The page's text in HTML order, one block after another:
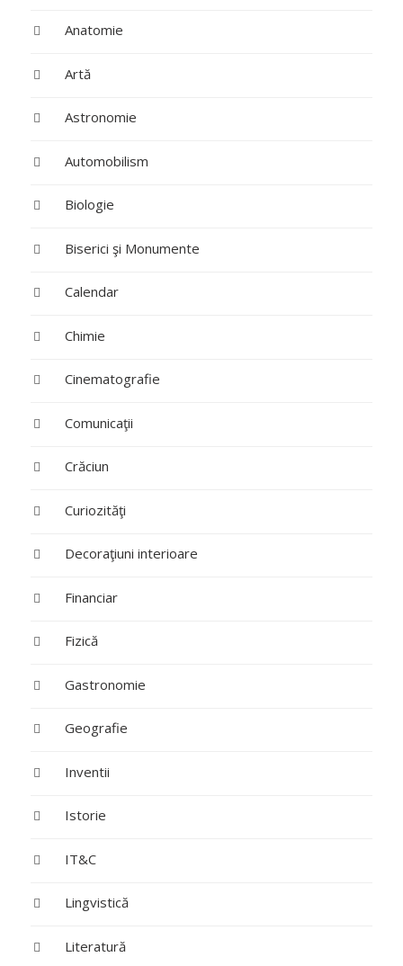
Anatomie
Artă
Astronomie
Automobilism
Biologie
Biserici şi Monumente
Calendar
Chimie
Cinematografie
Comunicaţii
Crăciun
Curiozităţi
Decoraţiuni interioare
Financiar
Fizică
Gastronomie
Geografie
Inventii
Istorie
IT&C
Lingvistică
Literatură